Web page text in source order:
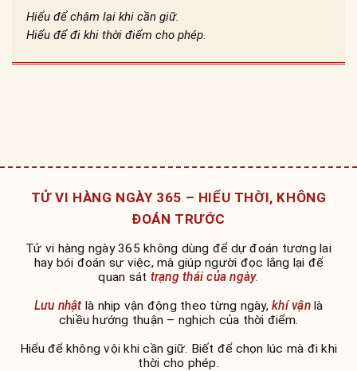
Hiểu để chậm lại khi cần giữ.
Hiểu để đi khi thời điểm cho phép.
TỬ VI HÀNG NGÀY 365 – HIỂU THỜI, KHÔNG
ĐOÁN TRƯỚC
Tử vi hàng ngày 365 không dùng để dự đoán tương lai
hay bói đoán sự việc, mà giúp người đọc lắng lại để
quan sát trạng thái của ngày.
Lưu nhậtlà nhịp vận động theo từng ngày, khí vậnlà
chiều hướng thuận – nghịch của thời điểm.
Hiểu để không vội khi cần giữ. Biết để chọn lúc mà đi khi
thời cho phép.